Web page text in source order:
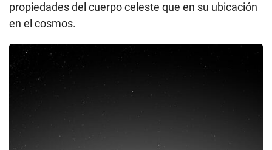
propiedades del cuerpo celeste que en su ubicación
en el cosmos.